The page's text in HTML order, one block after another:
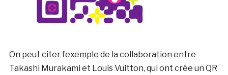
On peut citer l’exemple de la collaboration entre
Takashi Murakami et Louis Vuitton, qui ont crée un QR